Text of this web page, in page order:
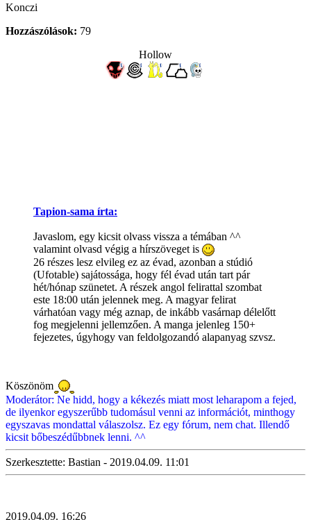
Konczi
Hozzászólások: 79
Hollow
Tapion-sama írta:
Javaslom, egy kicsit olvass vissza a témában ^^
valamint olvasd végig a hírszöveget is
26 részes lesz elvileg ez az évad, azonban a stúdió
(Ufotable) sajátossága, hogy fél évad után tart pár
hét/hónap szünetet. A részek angol felirattal szombat
este 18:00 után jelennek meg. A magyar felirat
várhatóan vagy még aznap, de inkább vasárnap délelőtt
fog megjelenni jellemzően. A manga jelenleg 150+
fejezetes, úgyhogy van feldolgozandó alapanyag szvsz.
Köszönöm
Moderátor: Ne hidd, hogy a kékezés miatt most leharapom a fejed,
de ilyenkor egyszerűbb tudomásul venni az információt, minthogy
egyszavas mondattal válaszolsz. Ez egy fórum, nem chat. Illendő
kicsit bőbeszédűbbnek lenni. ^^
Szerkesztette: Bastian - 2019.04.09. 11:01
2019.04.09. 16:26